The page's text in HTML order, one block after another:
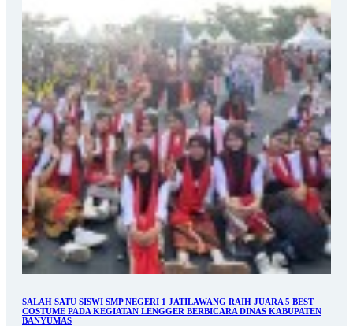
SALAH SATU SISWI SMP NEGERI 1 JATILAWANG RAIH JUARA 5 BEST
COSTUME PADA KEGIATAN LENGGER BERBICARA DINAS KABUPATEN
BANYUMAS